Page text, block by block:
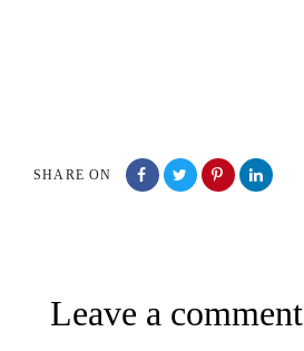
SHARE ON
Leave a comment